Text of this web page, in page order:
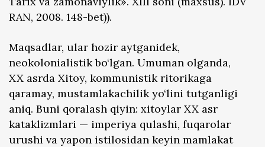
RAN, 2008. 148-bet)).
Maqsadlar, ular hozir aytganidek,
neokolonialistik bo‘lgan. Umuman olganda,
XX asrda Xitoy, kommunistik ritorikaga
qaramay, mustamlakachilik yo‘lini tutganligi
aniq. Buni qoralash qiyin: xitoylar XX asr
kataklizmlari — imperiya qulashi, fuqarolar
urushi va yapon istilosidan keyin mamlakat